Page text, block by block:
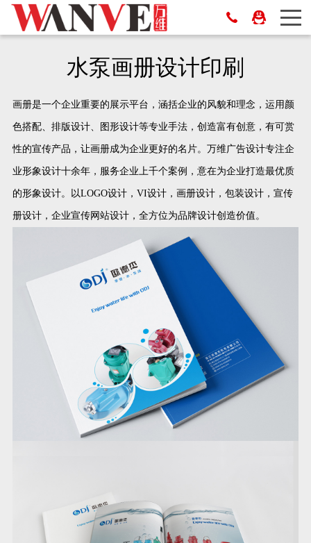
水泵画册设计印刷
画册是一个企业重要的展示平台，涵括企业的风貌和理念，运用颜
色搭配、排版设计、图形设计等专业手法，创造富有创意，有可赏
性的宣传产品，让画册成为企业更好的名片。万维广告设计专注企
业形象设计十余年，服务企业上千个案例，意在为企业打造最优质
的形象设计。以LOGO设计，VI设计，画册设计，包装设计，宣传
册设计，企业宣传网站设计，全方位为品牌设计创造价值。